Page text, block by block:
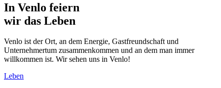
In Venlo feiern
wir das Leben
Venlo ist der Ort, an dem Energie, Gastfreundschaft und
Unternehmertum zusammenkommen und an dem man immer
willkommen ist. Wir sehen uns in Venlo!
Leben